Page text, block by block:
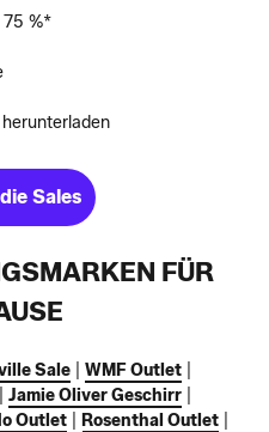
75 %*
Sales
FÜR
Sale| WMF Outlet|
Jamie Oliver Geschirr|
Outlet Rosenthal Outlet